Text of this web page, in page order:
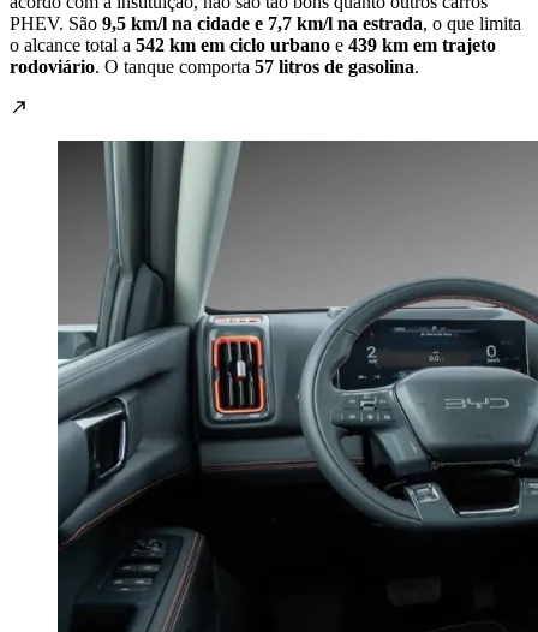
PHEV. São 9,5 km/l na cidade e 7,7 km/l na estrada, o que limita
o alcance total a 542 km em ciclo urbano e 439 km em trajeto
rodoviário. O tanque comporta 57 litros de gasolina.